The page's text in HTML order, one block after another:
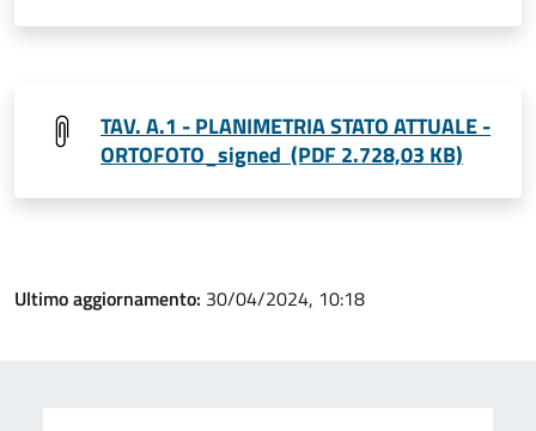
TAV. A.1 - PLANIMETRIA STATO ATTUALE -
ORTOFOTO_signed (PDF 2.728,03 KB)
Ultimo aggiornamento: 30/04/2024, 10:18